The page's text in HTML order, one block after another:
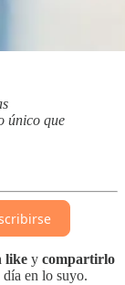
único que
like y compartirlo
día en lo suyo.